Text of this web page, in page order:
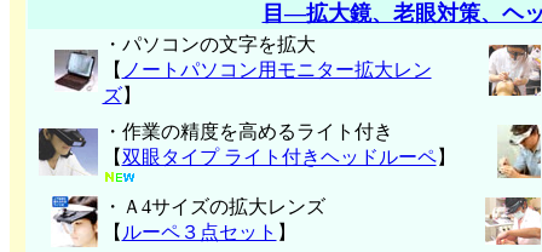
目―拡大鏡、老眼対策、ヘ
・パソコンの文字を拡大
【 ノートパソコン用モニター拡大レン
ズ】
・作業の精度を高めるライト付き
【双眼タイプ ライト付きヘッドルーペ】
・Ａ4サイズの拡大レンズ
【 ルーペ３点セット 】